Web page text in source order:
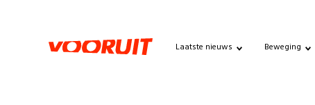
Laatste nieuws Beweging